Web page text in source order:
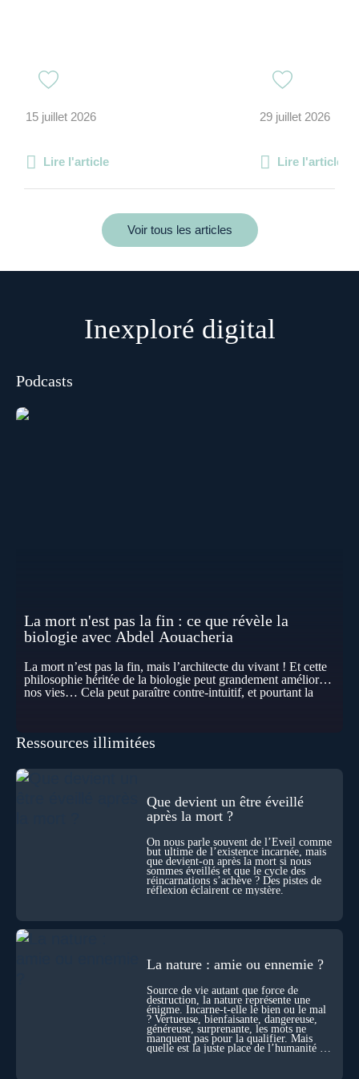
15 juillet 2026
Lire l'article
29 juillet 2026
Lire l'article
Voir tous les articles
Inexploré digital
Podcasts
La mort n'est pas la fin : ce que révèle la
biologie avec Abdel Aouacheria
La mort n’est pas la fin, mais l’architecte du vivant ! Et cette
philosophie héritée de la biologie peut grandement améliorer
nos vies… Cela peut paraître contre-intuitif, et pourtant la
se construisent grâce à des milliers de morts cellulaires
effacements nécessaires façonnent la vie elle-même. À toutes
les échelles, la mort apparaît moins comme une rupture que
comme une logique active du vivant. Alors, la biologie peut-
elle transformer notre manière de penser la mort ? Existe-t-il
des ponts avec nos intuitions métaphysiques sur le cycle de
biochimie et spécialiste de la mort cellulaire.
Ressources illimitées
Que devient un être éveillé
après la mort ?
On nous parle souvent de l’Éveil comme
but ultime de l’existence incarnée, mais
que devient-on après la mort si nous
sommes éveillés et que le cycle des
réincarnations s’achève ? Des pistes de
réflexion éclairent ce mystère.
La nature : amie ou ennemie ?
Source de vie autant que force de
destruction, la nature représente une
énigme. Incarne-t-elle le bien ou le mal
? Vertueuse, bienfaisante, dangereuse,
généreuse, surprenante, les mots ne
manquent pas pour la qualifier. Mais
quelle est la juste place de l’humanité au